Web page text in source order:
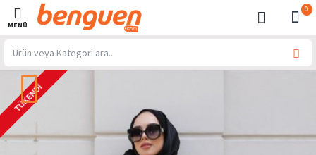
0
TÜKENDI